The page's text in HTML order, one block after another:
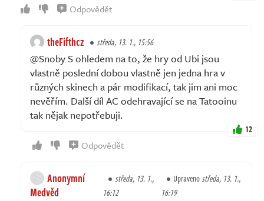
Odpovědět
theFifthcz středa, 13. 1., 15:56
@Snoby S ohledem na to, že hry od Ubi jsou
vlastně poslední dobou vlastně jen jedna hra v
různých skinech a pár modifikací, tak jim ani moc
nevěřím. Další díl AC odehravající se na Tatooinu
tak nějak nepotřebuji.
12
Odpovědět
Anonymní
Medvěd
středa, 13. 1.,
16:12
Upravenostředa, 13. 1.,
16:19